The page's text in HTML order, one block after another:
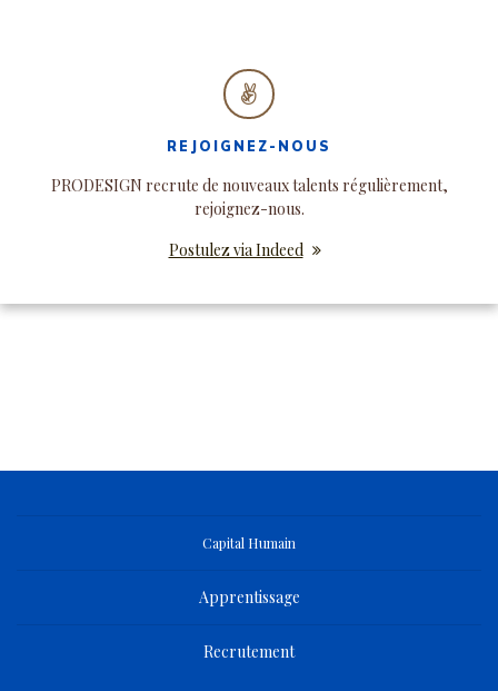
REJOIGNEZ-NOUS
PRODESIGN recrute de nouveaux talents régulièrement,
rejoignez-nous.
Postulez via Indeed
Capital Humain
Apprentissage
Recrutement